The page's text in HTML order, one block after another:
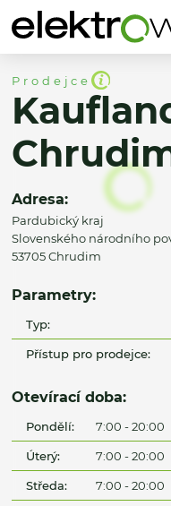
Prodejce
Adresa:
Pardubický kraj
Slovenského národního
53705 Chrudim
Parametry:
Typ:
Přístup pro prodejce:
Otevírací doba:
Pondělí: 7:00 - 20:00
Úterý: 7:00 - 20:00
Středa: 7:00 - 20:00